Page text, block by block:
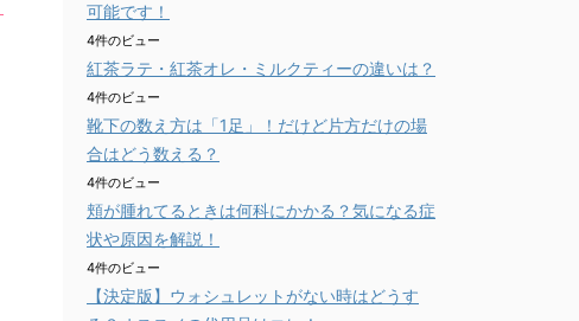
可能です！
4件のビュー
紅茶ラテ・紅茶オレ・ミルクティーの違いは？
4件のビュー
靴下の数え方は「1足」！だけど片方だけの場
合はどう数える？
4件のビュー
頬が腫れてるときは何科にかかる？気になる症
状や原因を解説！
4件のビュー
【決定版】ウォシュレットがない時はどうす